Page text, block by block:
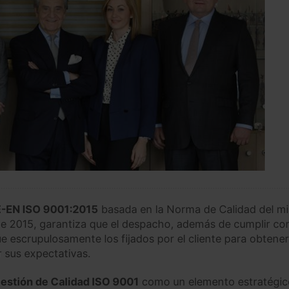
ISO 9001:2015 basada en la Norma de Calidad del
2015, garantiza que el despacho, además de cumplir
escrupulosamente los fijados por el cliente para
sus expectativas.
de Calidad ISO 9001 como un elemento